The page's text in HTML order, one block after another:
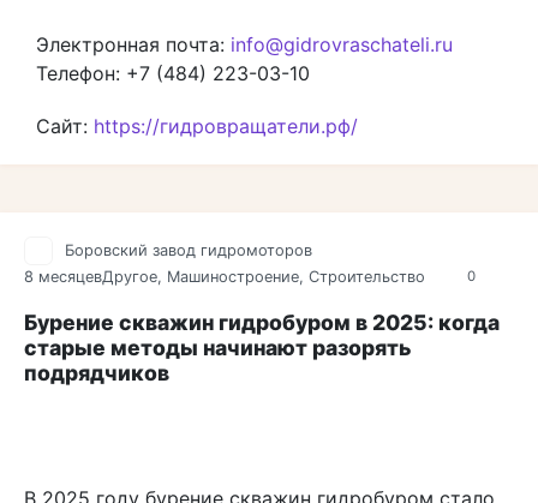
Электронная почта: info@gidrovraschateli.ru
Телефон: +7 (484) 223-03-10
Сайт: https://гидровращатели.рф/
0
Боровский завод гидромоторов
8 месяцевДругое, Машиностроение, Строительство
Бурение скважин гидробуром в 2025: когда
старые методы начинают разорять
подрядчиков